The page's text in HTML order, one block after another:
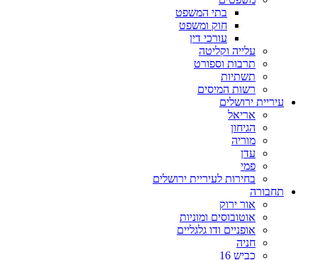
בתי המשפט
חוק ומשפט
עורכי דין
עלייה וקליטה
תרבות וספורט
תשתיות
רשות המיסים
עיריית ירושלים
אריאל
הגיחון
מוריה
עדן
פמי
בחירות לעיריית ירושלים
תחבורה
אור ירוק
אוטובוסים ומוניות
אופניים ודו גלגליים
חניה
כביש 16